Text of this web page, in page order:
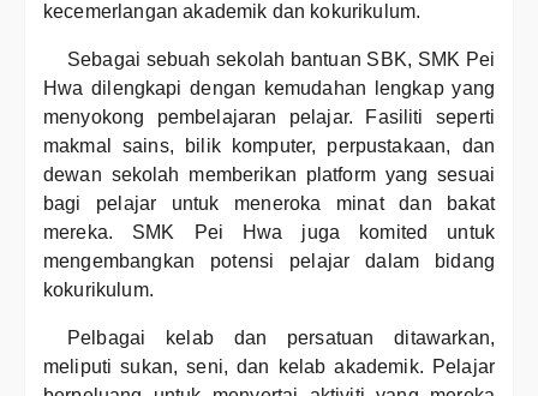
kecemerlangan akademik dan kokurikulum.
Sebagai sebuah sekolah bantuan SBK, SMK Pei
Hwa dilengkapi dengan kemudahan lengkap yang
menyokong pembelajaran pelajar. Fasiliti seperti
makmal sains, bilik komputer, perpustakaan, dan
dewan sekolah memberikan platform yang sesuai
bagi pelajar untuk meneroka minat dan bakat
mereka. SMK Pei Hwa juga komited untuk
mengembangkan potensi pelajar dalam bidang
kokurikulum.
Pelbagai kelab dan persatuan ditawarkan,
meliputi sukan, seni, dan kelab akademik. Pelajar